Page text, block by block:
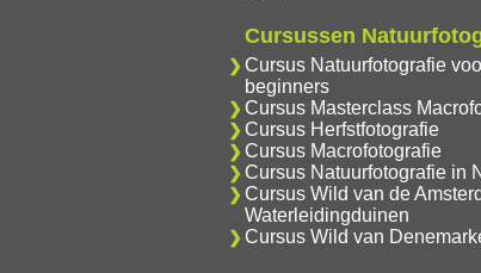
Cursussen
Cursus Natuurfotografie
beginners
Cursus Masterclass
Cursus Herfstfotografie
Cursus Macrofotografie
Cursus Natuurfotografie in
Cursus Wild van de
Waterleidingduinen
Cursus Wild van